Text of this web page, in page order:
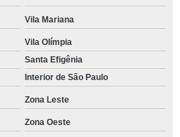
Vila Mariana
Vila Olímpia
Santa Efigênia
Interior de São Paulo
Zona Leste
Zona Oeste